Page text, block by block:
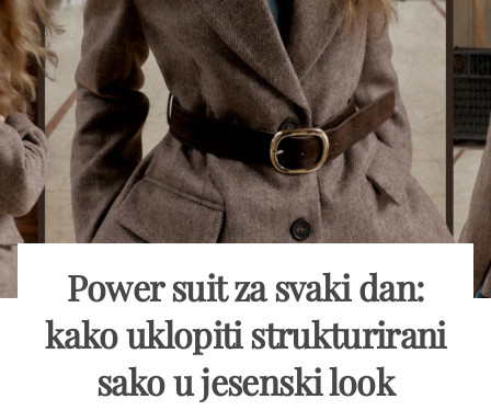
Power suit za svaki dan:
kako uklopiti strukturirani
sako u jesenski look